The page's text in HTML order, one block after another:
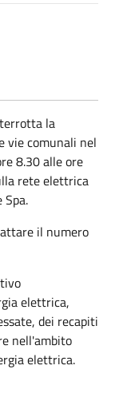
la
vie comunali nel
8.30 alle ore
rete elettrica
il numero
elettrica,
dei recapiti
nell'ambito
elettrica.